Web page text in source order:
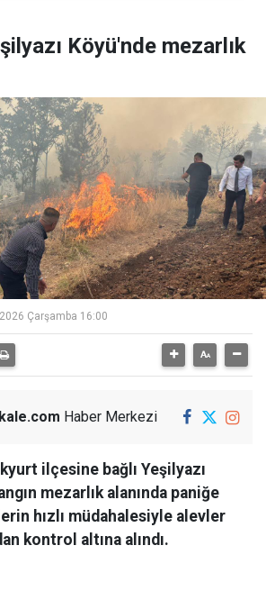
Köyü'nde mezarlık
Çarşamba 16:00
Haber Merkezi
ilçesine bağlı Yeşilyazı
mezarlık alanında paniğe
hızlı müdahalesiyle alevler
kontrol altına alındı.